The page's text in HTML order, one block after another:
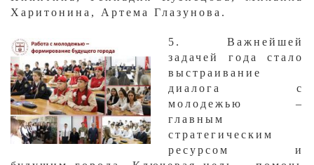
Харитонина, Артема Глазунова.
5. Важнейшей
задачей года стало
выстраивание
диалога с
молодежью –
главным
стратегическим
ресурсом и